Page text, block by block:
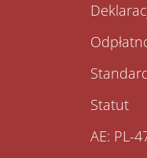
Statut
AE: PL-